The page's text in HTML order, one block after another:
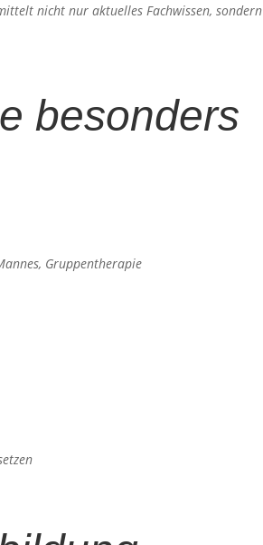
nicht nur aktuelles Fachwissen, sondern
besonders
Gruppentherapie